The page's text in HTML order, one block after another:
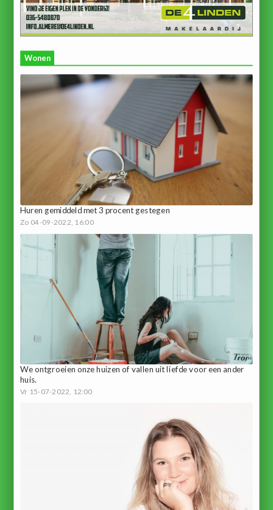
Wonen
Huren gemiddeld met 3 procent gestegen
Zo 04-09-2022, 16:00
We ontgroeien onze huizen of vallen uit liefde voor een ander
huis.
Vr 15-07-2022, 12:00